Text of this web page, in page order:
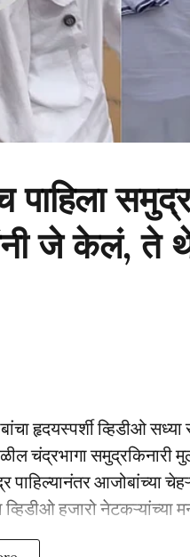
पाहिला
जे केलं, ते
हृदयस्पर्शी व्हिडीओ
चंद्रभागा समुद्रकिनारी
आजोबांच्या
हजारो नेटकऱ्यांच्या